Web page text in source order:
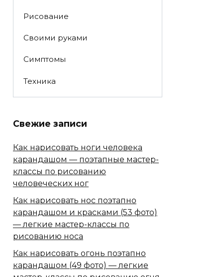
Рисование
Своими руками
Симптомы
Техника
Свежие записи
Как нарисовать ноги человека
карандашом — поэтапные мастер-
классы по рисованию
человеческих ног
Как нарисовать нос поэтапно
карандашом и красками (53 фото)
— легкие мастер-классы по
рисованию носа
Как нарисовать огонь поэтапно
карандашом (49 фото) — легкие